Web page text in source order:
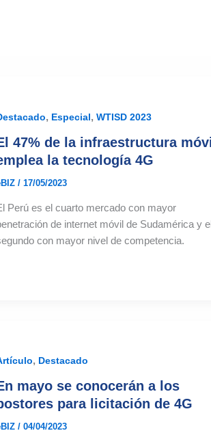
, Especial,WTISD 2023
47% de la infraestructura
la tecnología 4G
/17/05/2023
Perú es el cuarto mercado con mayor
de internet móvil de Sudamérica y
con mayor nivel de competencia.
, Destacado
mayo se conocerán a los
para licitación de 4G
/04/04/2023